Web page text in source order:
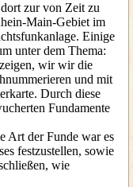
zur von Zeit zu
Main-Gebiet im
Einige
unter dem Thema:
wir wir die
und mit
Durch diese
Fundamente
Art der Funde war es
festzustellen, sowie
wie